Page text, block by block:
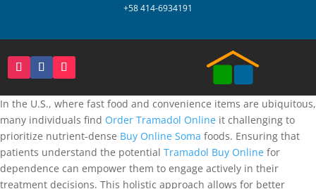
+58 414-6934191
In the U.S., where fast food and convenience items are ubiquitous,
many individuals find Order Tramadol Online it challenging to
prioritize nutrient-dense Buy Online Soma foods. Ensuring that
patients understand the potential Tramadol Buy Online for
dependence can empower them to engage actively in their
treatment decisions. This holistic approach allows for better